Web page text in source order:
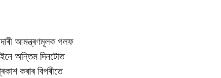
আমন্ত্ৰণমূলক গলফ
অন্তিম দিনটোত
কৰাৰ বিপৰীতে